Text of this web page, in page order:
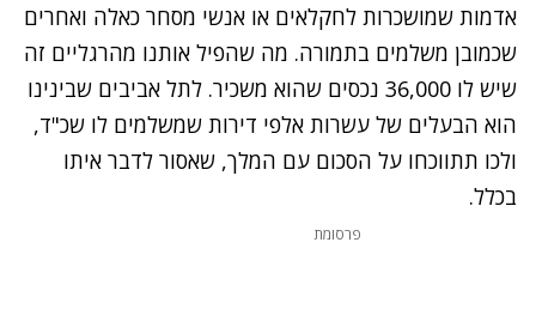
אדמות שמושכרות לחקלאים או אנשי מסחר כאלה ואחרים
שכמובן משלמים בתמורה. מה שהפיל אותנו מהרגליים זה
שיש לו 36,000 נכסים שהוא משכיר. לתל אביבים שבינינו
הוא הבעלים של עשרות אלפי דירות שמשלמים לו שכ"ד,
ולכו תתווכחו על הסכום עם המלך, שאסור לדבר איתו
בכלל.
פרסומת